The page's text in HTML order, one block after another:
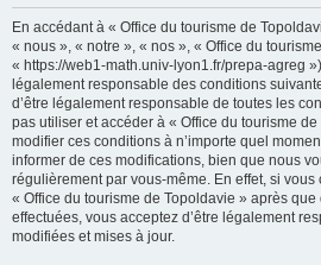
En accédant à « Office du tourisme de
« nous », « notre », « nos », « Office du
« https://web1-math.univ-lyon1.fr/prepa-agreg
légalement responsable des conditions
d’être légalement responsable de toutes les
pas utiliser et accéder à « Office du tourisme
modifier ces conditions à n’importe quel
informer de ces modifications, bien que nous
régulièrement par vous-même. En effet, si
« Office du tourisme de Topoldavie » après
effectuées, vous acceptez d’être légalement
modifiées et mises à jour.